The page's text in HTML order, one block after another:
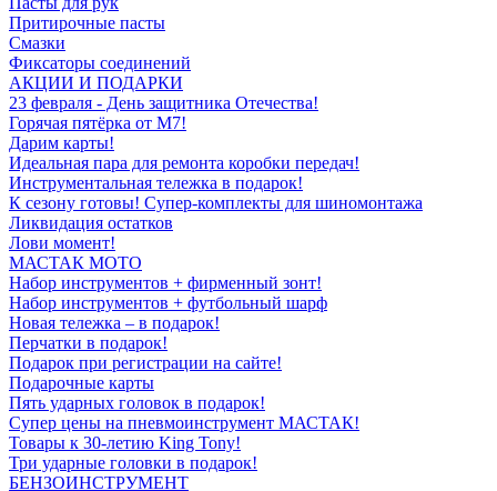
Притирочные пасты
Смазки
Фиксаторы соединений
АКЦИИ И ПОДАРКИ
23 февраля - День защитника Отечества!
Горячая пятёрка от M7!
Дарим карты!
Идеальная пара для ремонта коробки передач!
Инструментальная тележка в подарок!
К сезону готовы! Супер-комплекты для шиномонтажа
Ликвидация остатков
Лови момент!
МАСТАК МОТО
Набор инструментов + фирменный зонт!
Набор инструментов + футбольный шарф
Новая тележка – в подарок!
Перчатки в подарок!
Подарок при регистрации на сайте!
Подарочные карты
Пять ударных головок в подарок!
Супер цены на пневмоинструмент МАСТАК!
Товары к 30-летию King Tony!
Три ударные головки в подарок!
БЕНЗОИНСТРУМЕНТ